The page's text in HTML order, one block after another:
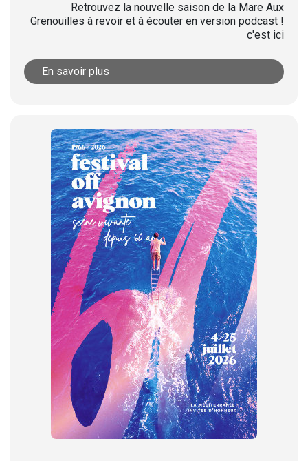
Retrouvez la nouvelle saison de la Mare Aux
Grenouilles à revoir et à écouter en version podcast !
c'est ici
En savoir plus